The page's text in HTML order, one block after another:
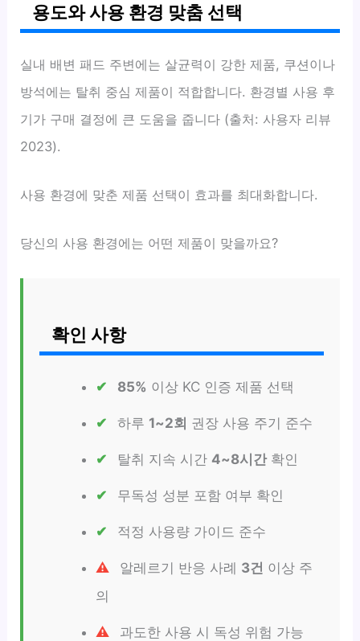
용도와 사용 환경 맞춤 선택
실내 배변 패드 주변에는 살균력이 강한 제품, 쿠션이나
방석에는 탈취 중심 제품이 적합합니다. 환경별 사용 후
기가 구매 결정에 큰 도움을 줍니다 (출처: 사용자 리뷰
2023).
사용 환경에 맞춘 제품 선택이 효과를 최대화합니다.
당신의 사용 환경에는 어떤 제품이 맞을까요?
확인 사항
85% 이상 KC 인증 제품 선택
하루 1~2회 권장 사용 주기 준수
탈취 지속 시간 4~8시간확인
무독성 성분 포함 여부 확인
적정 사용량 가이드 준수
알레르기 반응 사례 3건 이상 주
의
과도한 사용 시 독성 위험 가능